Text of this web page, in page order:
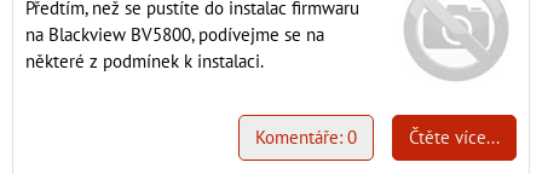
Předtím, než se pustíte do instalac firmwaru
na Blackview BV5800, podívejme se na
některé z podmínek k instalaci.
Čtěte více...
Komentáře: 0